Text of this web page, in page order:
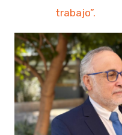
trabajo”.